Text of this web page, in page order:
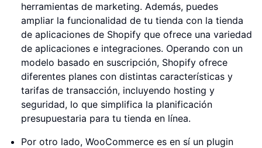
herramientas de marketing. Además, puedes
ampliar la funcionalidad de tu tienda con la tienda
de aplicaciones de Shopify que ofrece una variedad
de aplicaciones e integraciones. Operando con un
modelo basado en suscripción, Shopify ofrece
diferentes planes con distintas características y
tarifas de transacción, incluyendo hosting y
seguridad, lo que simplifica la planificación
presupuestaria para tu tienda en línea.
Por otro lado, WooCommerce es en sí un plugin